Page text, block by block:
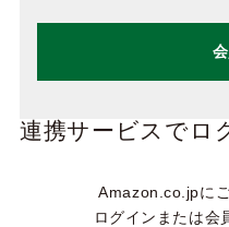
連携サービスでロ
Amazon.co.jpに
ログインまたは会